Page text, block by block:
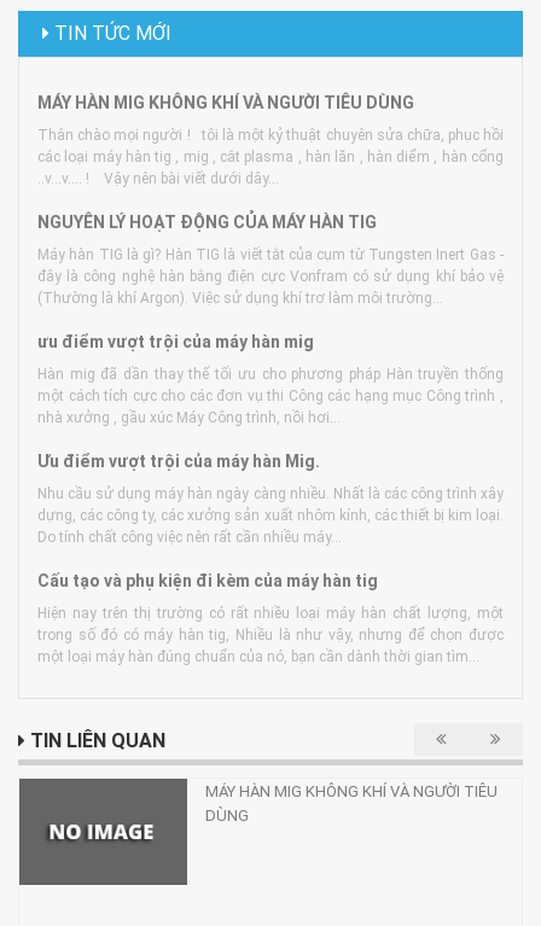
TIN TỨC MỚI
MÁY HÀN MIG KHÔNG KHÍ VÀ NGƯỜI TIÊU DÙNG
Thân chào mọi người ! tôi là một kỷ thuật chuyên sửa chữa, phục hồi
các loại máy hàn tig , mig , cắt plasma , hàn lăn , hàn diểm , hàn cổng
..v...v.... ! Vậy nên bài viết dưới dây...
NGUYÊN LÝ HOẠT ĐỘNG CỦA MÁY HÀN TIG
Máy hàn TIG là gì? Hàn TIG là viết tắt của cụm từ Tungsten Inert Gas -
đây là công nghệ hàn bằng điện cực Vonfram có sử dụng khí bảo vệ
(Thường là khí Argon). Việc sử dụng khí trơ làm môi trường...
ưu điểm vượt trội của máy hàn mig
Hàn mig đã dần thay thế tối ưu cho phương pháp Hàn truyền thống
một cách tích cực cho các đơn vụ thi Công các hạng mục Công trình ,
nhà xưởng , gầu xúc Máy Công trình, nồi hơi...
Ưu điểm vượt trội của máy hàn Mig.
Nhu cầu sử dụng máy hàn ngày càng nhiều. Nhất là các công trình xây
dựng, các công ty, các xưởng sản xuất nhôm kính, các thiết bị kim loại.
Do tính chất công việc nên rất cần nhiều máy...
Cấu tạo và phụ kiện đi kèm của máy hàn tig
Hiện nay trên thị trường có rất nhiều loại máy hàn chất lượng, một
trong số đó có máy hàn tig, Nhiều là như vậy, nhưng để chọn được
một loại máy hàn đúng chuẩn của nó, bạn cần dành thời gian tìm...
TIN LIÊN QUAN
MÁY HÀN MIG KHÔNG KHÍ VÀ NGƯỜI TIÊU
DÙNG